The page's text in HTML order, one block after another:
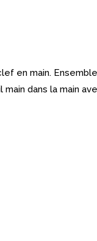
en main.
dans la main